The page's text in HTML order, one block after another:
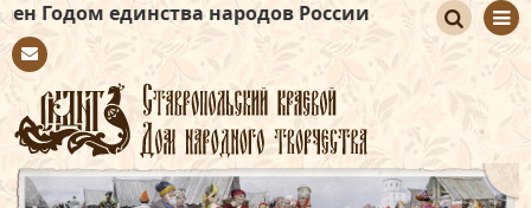
народов России
tact
иск